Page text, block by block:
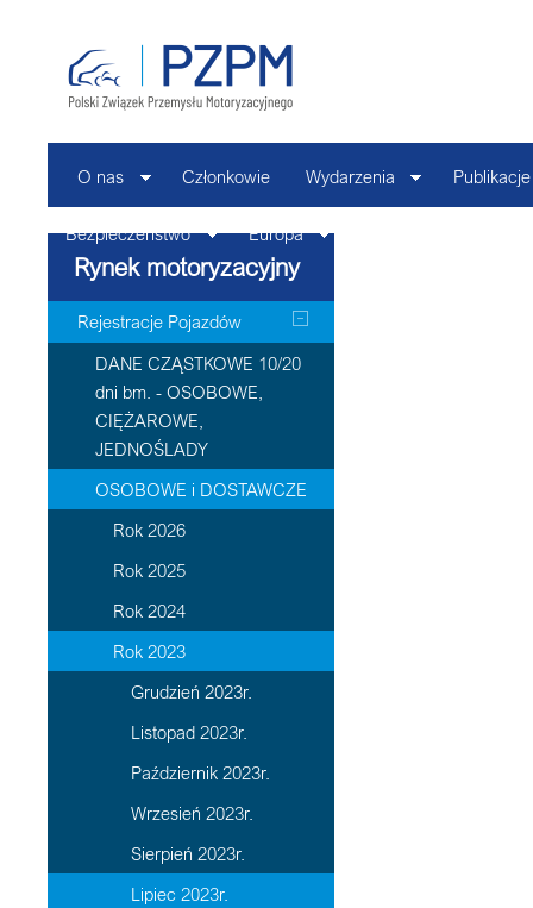
O nas Członkowie Wydarzenia Publikacje
Bezpieczeństwo Europa
Rynek motoryzacyjny
Rejestracje Pojazdów
DANE CZĄSTKOWE 10/20
dni bm. - OSOBOWE,
CIĘŻAROWE,
JEDNOŚLADY
OSOBOWE i DOSTAWCZE
Rok 2026
Rok 2025
Rok 2024
Rok 2023
Grudzień 2023r.
Listopad 2023r.
Październik 2023r.
Wrzesień 2023r.
Sierpień 2023r.
Lipiec 2023r.